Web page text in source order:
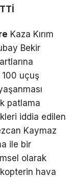
Kaza Kırım
Bekir
100 uçuş
patlama
iddia edilen
Kaymaz
ile bir
olarak
hava